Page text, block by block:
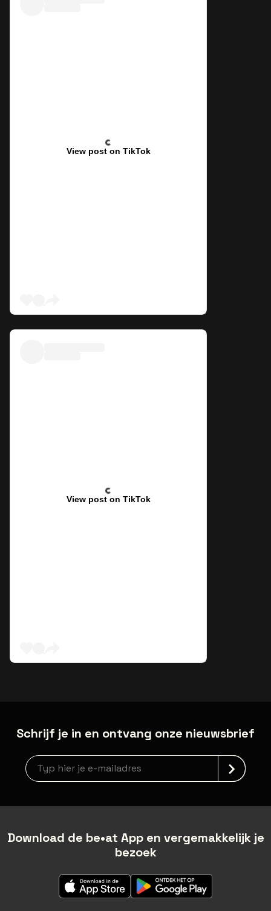
View post on TikTok
View post on TikTok
Schrijf je in en ontvang onze nieuwsbrief
Nieuwsbrief aanmelding
Download de be•at App en vergemakkelijk je
bezoek